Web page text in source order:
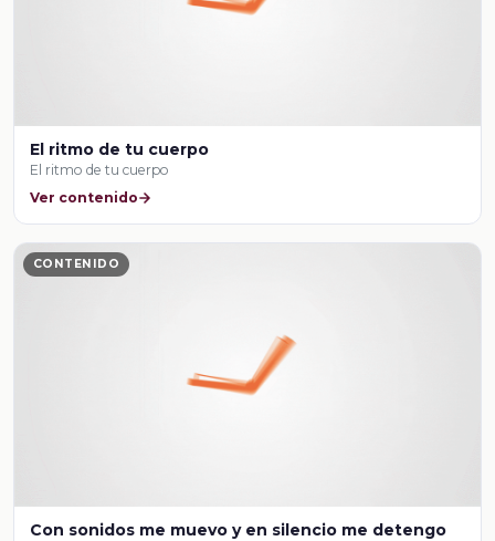
El ritmo de tu cuerpo
El ritmo de tu cuerpo
Ver contenido
CONTENIDO
Con sonidos me muevo y en silencio me detengo